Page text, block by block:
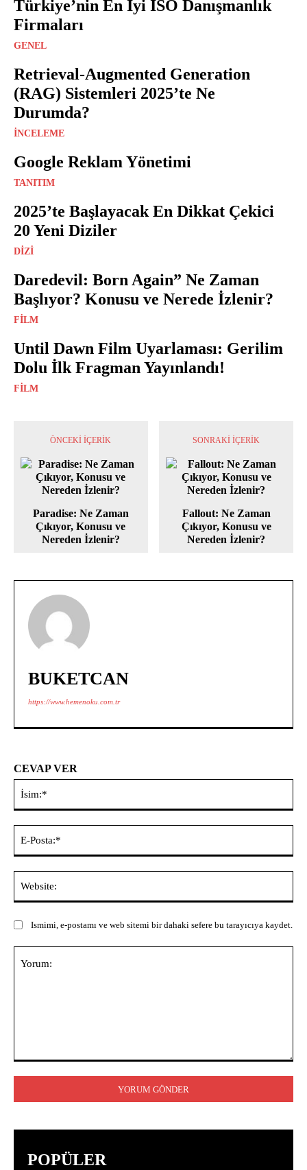
Türkiye’nin En İyi ISO Danışmanlık
Firmaları
GENEL
Retrieval-Augmented Generation
(RAG) Sistemleri 2025’te Ne
Durumda?
İNCELEME
Google Reklam Yönetimi
TANITIM
2025’te Başlayacak En Dikkat Çekici
20 Yeni Diziler
DIZI
Daredevil: Born Again” Ne Zaman
Başlıyor? Konusu ve Nerede İzlenir?
FILM
Until Dawn Film Uyarlaması: Gerilim
Dolu İlk Fragman Yayınlandı!
FILM
ÖNCEKI İÇERIK
Paradise: Ne Zaman
Çıkıyor, Konusu ve
Nereden İzlenir?
SONRAKI İÇERIK
Fallout: Ne Zaman
Çıkıyor, Konusu ve
Nereden İzlenir?
BUKETCAN
https://www.hemenoku.com.tr
CEVAP VER
Ismimi, e-postamı ve web sitemi bir dahaki sefere bu tarayıcıya kaydet.
POPÜLER